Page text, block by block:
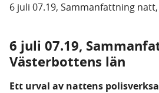
6 juli 07.19, Sammanfattning
6 juli 07.19,
Västerbottens län
Ett urval av nattens